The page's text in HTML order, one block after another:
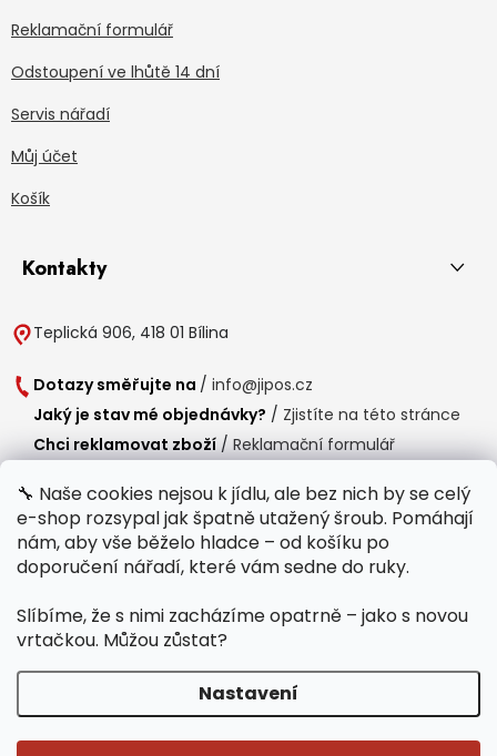
🔧 Naše cookies nejsou k jídlu, ale bez nich by se celý
e-shop rozsypal jak špatně utažený šroub. Pomáhají
nám, aby vše běželo hladce – od košíku po
doporučení nářadí, které vám sedne do ruky.
Slíbíme, že s nimi zacházíme opatrně – jako s novou
vrtačkou. Můžou zůstat?
Nastavení
Reklamační formulář
Odstoupení ve lhůtě 14 dní
Servis nářadí
Můj účet
Košík
Kontakty
Teplická 906, 418 01 Bílina
Dotazy směřujte na / info@jipos.cz
Jaký je stav mé objednávky? / Zjistíte na této stránce
Chci reklamovat zboží / Reklamační formulář
Provozní doba
Po-Čt / 8:00 - 15:00
Polední přestávka /11:00 - 11:30
Copyright 2026Jipos.cz. Všechna práva vyhrazena.Upravit nastavení
cookies